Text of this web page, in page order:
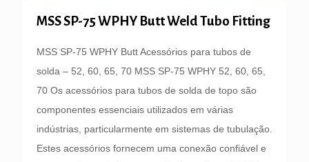
MSS SP-75 WPHY Butt Weld Tubo Fitting
MSS SP-75 WPHY Butt Acessórios para tubos de
solda – 52, 60, 65, 70 MSS SP-75 WPHY 52, 60, 65,
70 Os acessórios para tubos de solda de topo são
componentes essenciais utilizados em várias
indústrias, particularmente em sistemas de tubulação.
Estes acessórios fornecem uma conexão confiável e